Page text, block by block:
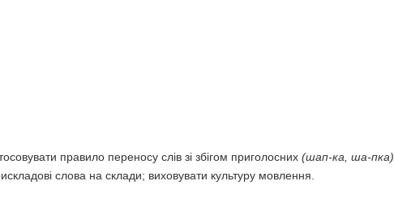
правило переносу слів зі збігом приголосних (шап-ка, ша-пка)
слова на склади; виховувати культуру мовлення.